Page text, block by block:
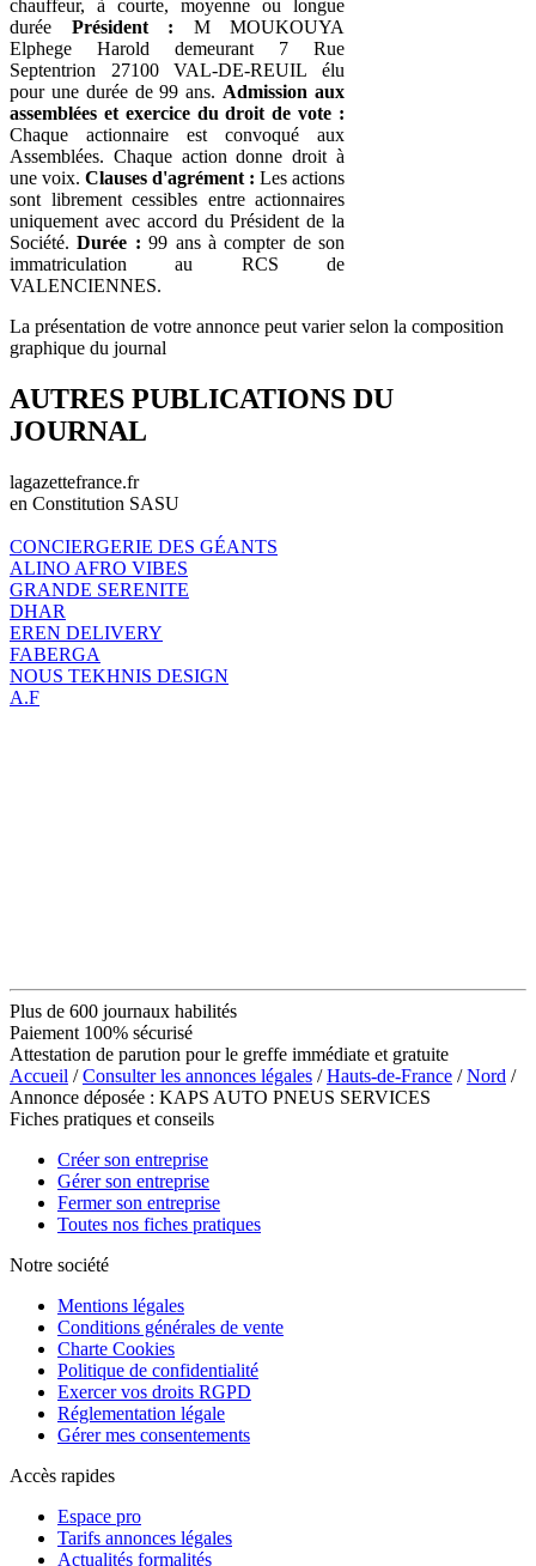
chauffeur, à courte, moyenne ou longue
durée Président : M MOUKOUYA
Elphege Harold demeurant 7 Rue
Septentrion 27100 VAL-DE-REUIL élu
pour une durée de 99 ans. Admission aux
assemblées et exercice du droit de vote :
Chaque actionnaire est convoqué aux
Assemblées. Chaque action donne droit à
une voix. Clauses d'agrément : Les actions
sont librement cessibles entre actionnaires
uniquement avec accord du Président de la
Société.Durée : 99 ans à compter de son
immatriculation au RCS de
VALENCIENNES.
La présentation de votre annonce peut varier selon la composition
graphique du journal
AUTRES PUBLICATIONS DU
JOURNAL
lagazettefrance.fr
en Constitution SASU
CONCIERGERIE DES GÉANTS
ALINO AFRO VIBES
GRANDE SERENITE
DHAR
EREN DELIVERY
FABERGA
NOUS TEKHNIS DESIGN
A.F
Plus de 600 journaux habilités
Paiement 100% sécurisé
Attestation de parution pour le greffe immédiate et gratuite
Accueil /Consulter les annonces légales /Hauts-de-France /Nord /
Annonce déposée : KAPS AUTO PNEUS SERVICES
Fiches pratiques et conseils
Créer son entreprise
Gérer son entreprise
Fermer son entreprise
Toutes nos fiches pratiques
Notre société
Mentions légales
Conditions générales de vente
Charte Cookies
Politique de confidentialité
Exercer vos droits RGPD
Réglementation légale
Gérer mes consentements
Accès rapides
Espace pro
Tarifs annonces légales
Actualités formalités